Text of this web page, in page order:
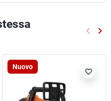
keyboard_arrow_left keyboard_arrow_right
Nuovo
favorite_border